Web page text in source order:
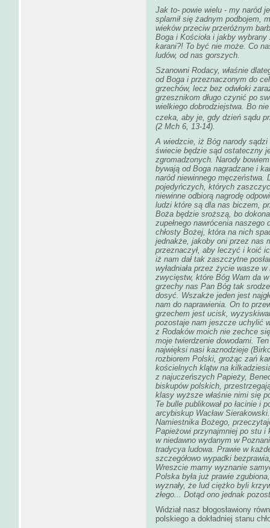
Jak to- powie wielu - my naród
splamił się żadnym podbojem,
wieków przeciw przeróżnym
Boga i Kościoła i jakby
karani?! To być nie może. Co
ludów, od nas gorszych.
Szanowni Rodacy, właśnie
od Boga i przeznaczonym do
grzechów, lecz bez odwłoki
grzesznikom długo czynić po
wielkiego dobrodziejstwa. Bo
czeka, aby je, gdy dzień sądu
(2 Mch 6, 13-14).
A wiedzcie, iż Bóg narody
świecie będzie sąd ostateczny
zgromadzonych. Narody
bywają od Boga nagradzane i
naród niewinnego męczeństwa.
pojedyńczych, których
niewinne odbiorą nagrodę
ludzi które są dla nas biczem,
Boża będzie sroższą, bo
zupełnego nawrócenia
chłosty Bożej, która na nich
jednakże, jakoby oni przez nas
przeznaczył, aby leczyć i koić
iż nam dał tak zaszczytne
wyładniała przez życie wasze
zwycięstw, które Bóg Wam da
grzechy nas Pan Bóg tak
dosyć. Wszakże jeden jest
nam do naprawienia. On to
grzechem jest ucisk,
pozostaje nam jeszcze uchylić
z Rodaków moich nie zechce
moje twierdzenie dowodami.
najwięksi nasi kaznodzieje
rozbiorem Polski, grożąc zań
kościelnych klątw na
z najuczeńszych Papieży,
biskupów polskich,
klasy wyższe właśnie nimi się
Te bulle publikował po łacinie i
arcybiskup Wacław
Namiestnika Bożego,
Papieżowi przynajmniej po stu
w niedawno wydanym w
tradycya ludowa. Prawie w
szczegółowo wypadki
Wreszcie mamy wyznanie
Polska była już prawie
wyznały, że lud ciężko byli
złego... Dotąd ono jednak
Widział nasz błogosławiony
polskiego a dokładniej stanu